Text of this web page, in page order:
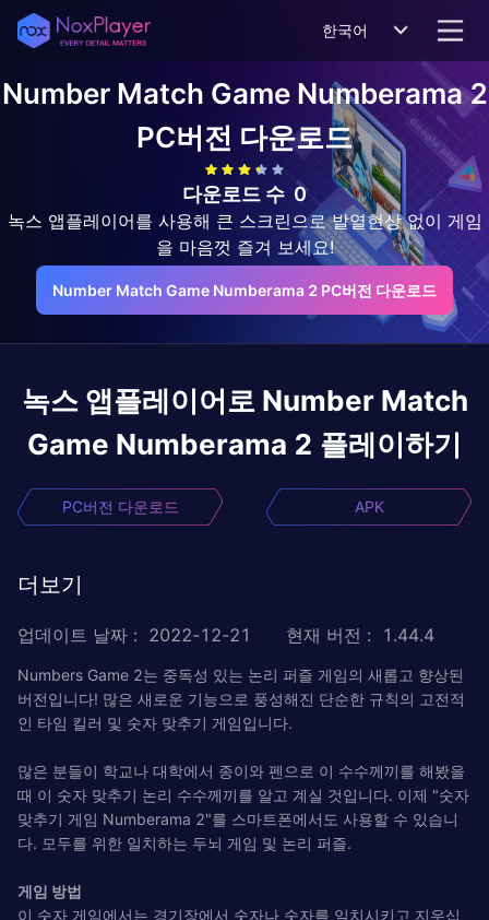
한국어
Number Match Game Numberama 2
PC버전 다운로드
다운로드 수 0
녹스 앱플레이어를 사용해 큰 스크린으로 발열현상 없이 게임
을 마음껏 즐겨 보세요!
Number Match Game Numberama 2 PC버전 다운로드
녹스 앱플레이어로 Number Match
Game Numberama 2 플레이하기
PC버전 다운로드 APK
더보기
업데이트 날짜 : 2022-12-21 현재 버전 : 1.44.4
Numbers Game 2는 중독성 있는 논리 퍼즐 게임의 새롭고 향상된
버전입니다! 많은 새로운 기능으로 풍성해진 단순한 규칙의 고전적
인 타임 킬러 및 숫자 맞추기 게임입니다.
많은 분들이 학교나 대학에서 종이와 펜으로 이 수수께끼를 해봤을
때 이 숫자 맞추기 논리 수수께끼를 알고 계실 것입니다. 이제 "숫자
맞추기 게임 Numberama 2"를 스마트폰에서도 사용할 수 있습니
다. 모두를 위한 일치하는 두뇌 게임 및 논리 퍼즐.
게임 방법
이 숫자 게임에서는 경기장에서 숫자나 숫자를 일치시키고 지우십